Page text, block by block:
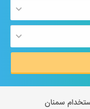
سمنان